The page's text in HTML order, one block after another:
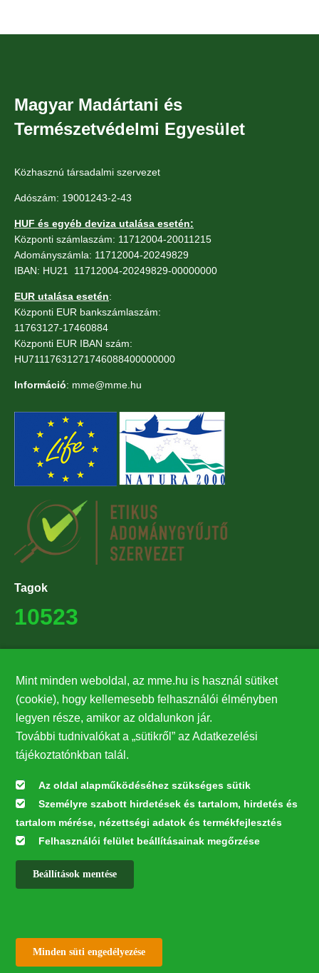
Magyar Madártani és
Természetvédelmi Egyesület
Közhasznú társadalmi szervezet
Adószám: 19001243-2-43
HUF és egyéb deviza utalása esetén:
Központi számlaszám: 11712004-20011215
Adományszámla: 11712004-20249829
IBAN: HU21 11712004-20249829-00000000
EUR utalása esetén:
Központi EUR bankszámlaszám:
11763127-17460884
Központi EUR IBAN szám:
HU71117631271746088400000000
Információ: mme@mme.hu
Tagok
10523
27224
Hírlevél feliratkozás
Értesüljön elsőként legfrissebb híreinkről, eseményeinkről!
Feliratkozás
Mint minden weboldal, az mme.hu is használ sütiket
(cookie), hogy kellemesebb felhasználói élményben
legyen része, amikor az oldalunkon jár.
További tudnivalókat a „sütikről” az Adatkezelési
tájékoztatónkban talál.
Az oldal alapműködéséhez szükséges sütik
Személyre szabott hirdetések és tartalom, hirdetés és
tartalom mérése, nézettségi adatok és termékfejlesztés
Felhasználói felület beállításainak megőrzése
Beállítások mentése
Minden süti engedélyezése